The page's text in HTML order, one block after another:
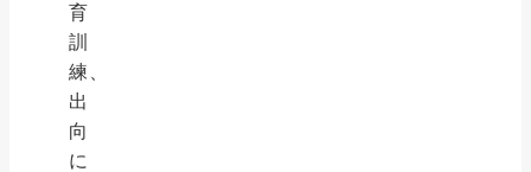
育
訓
練、
出
向
に